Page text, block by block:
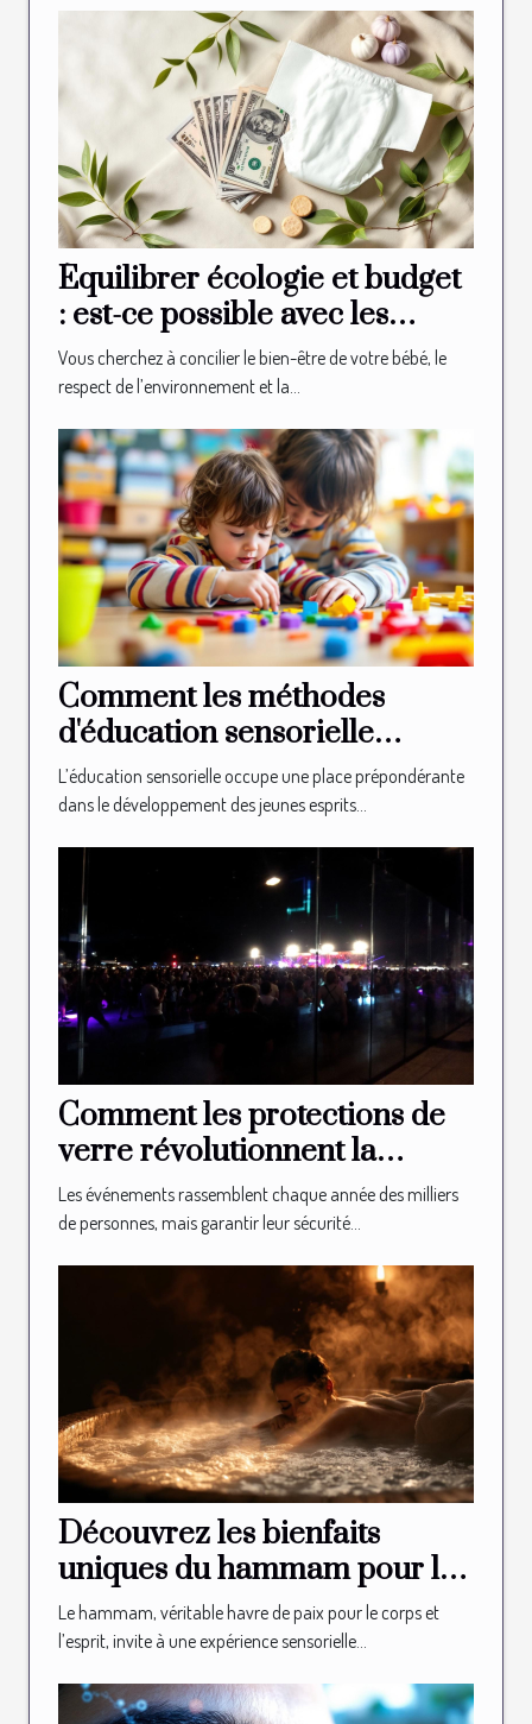
Équilibrer écologie et budget
: est-ce possible avec les
couches bio ?
Vous cherchez à concilier le bien-être de votre bébé, le
respect de l’environnement et la...
Comment les méthodes
d'éducation sensorielle
façonnent-elles les jeunes
esprits ?
L’éducation sensorielle occupe une place prépondérante
dans le développement des jeunes esprits...
Comment les protections de
verre révolutionnent la
sécurité des événements ?
Les événements rassemblent chaque année des milliers
de personnes, mais garantir leur sécurité...
Découvrez les bienfaits
uniques du hammam pour la
relaxation
Le hammam, véritable havre de paix pour le corps et
l’esprit, invite à une expérience sensorielle...